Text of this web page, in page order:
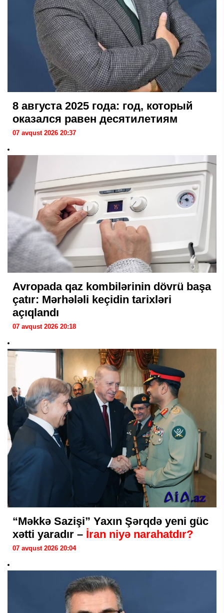
8 августа 2025 года: год, который
оказался равен десятилетиям
07 avqust 2026 20:37
Avropada qaz kombilərinin dövrü başa
çatır: Mərhələli keçidin tarixləri
açıqlandı
07 avqust 2026 20:18
“Məkkə Sazişi” Yaxın Şərqdə yeni güc
xətti yaradır – İran niyə narahatdır?
07 avqust 2026 20:04